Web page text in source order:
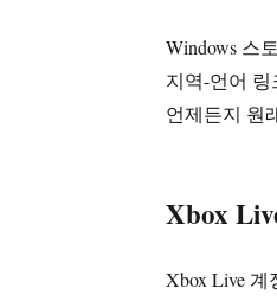
Windows 스
지역-언어
언제든지 원
Xbox
Xbox Live